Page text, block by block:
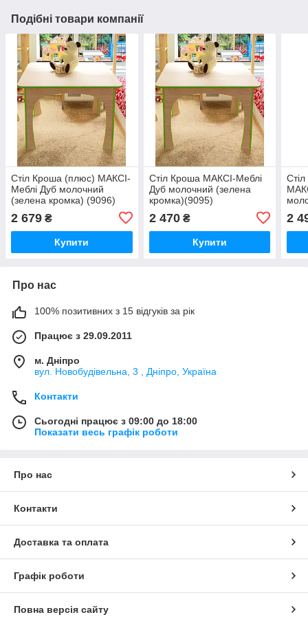
Подібні товари компанії
Стіл Кроша (плюс) МАКСІ-
Меблі Дуб молочний
(зелена кромка) (9096)
2 679 ₴
Купити
Стіл Кроша МАКСІ-Меблі
Дуб молочний (зелена
кромка)(9095)
2 470₴
Купити
2
Про нас
100% позитивних з 15 відгуків за рік
Працює з 29.09.2011
м. Дніпро
вул. Новобудівельна, 3 , Дніпро, Україна
Контакти
Сьогодні працює з 09:00 до 18:00
Показати весь графік роботи
Про нас
Контакти
Доставка та оплата
Графік роботи
Повна версія сайту